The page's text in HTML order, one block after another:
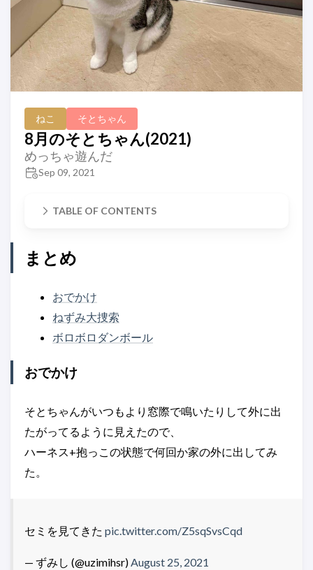
ねこ そとちゃん
8月のそとちゃん(2021)
めっちゃ遊んだ
Sep 09, 2021
TABLE OF CONTENTS
まとめ
おでかけ
ねずみ大捜索
ボロボロダンボール
おでかけ
そとちゃんがいつもより窓際で鳴いたりして外に出
たがってるように見えたので、
ハーネス+抱っこの状態で何回か家の外に出してみ
た。
セミを見てきた pic.twitter.com/Z5sqSvsCqd
— ずみし (@uzimihsr)August 25, 2021